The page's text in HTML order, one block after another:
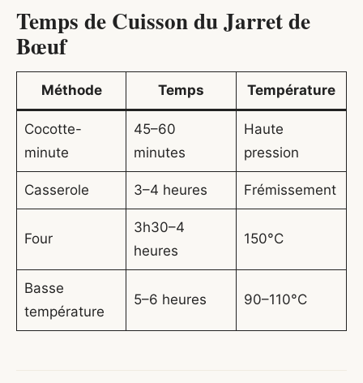
Temps de Cuisson du Jarret de
Bœuf
Méthode Temps Température
Cocotte-
minute
45–60
minutes
Haute
pression
Casserole 3–4 heures Frémissement
Four
3h30–4
heures
150°C
Basse
température
5–6 heures 90–110°C